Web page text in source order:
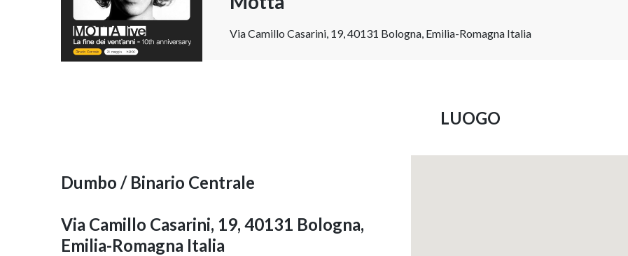
Via Camillo Casarini, 19, 40131 Bologna, Emilia-Romagna Italia
LUOGO
Dumbo / Binario Centrale
Via Camillo Casarini, 19, 40131 Bologna,
Emilia-Romagna Italia